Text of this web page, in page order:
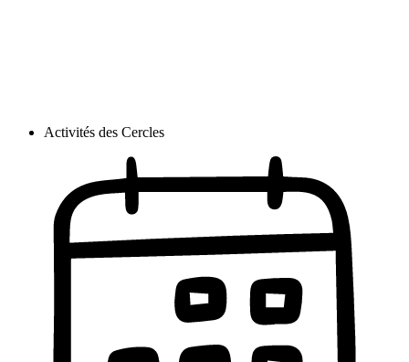
Activités des Cercles